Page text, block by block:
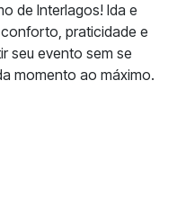
de Interlagos! Ida e
praticidade e
seu evento sem se
momento ao máximo.